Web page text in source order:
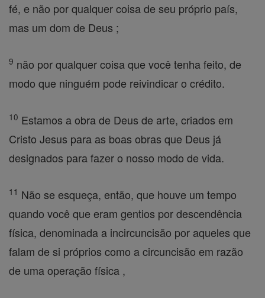
fé, e não por qualquer coisa de seu próprio país,
mas um dom de Deus ;
9 não por qualquer coisa que você tenha feito, de
modo que ninguém pode reivindicar o crédito.
10 Estamos a obra de Deus de arte, criados em
Cristo Jesus para as boas obras que Deus já
designados para fazer o nosso modo de vida.
11 Não se esqueça, então, que houve um tempo
quando você que eram gentios por descendência
física, denominada a incircuncisão por aqueles que
falam de si próprios como a circuncisão em razão
de uma operação física ,